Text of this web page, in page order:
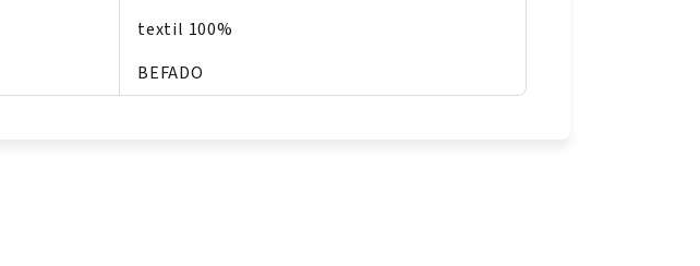
textil 100%
BEFADO